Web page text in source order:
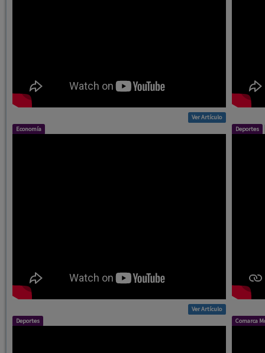
Economía Deportes
Deportes Comarca